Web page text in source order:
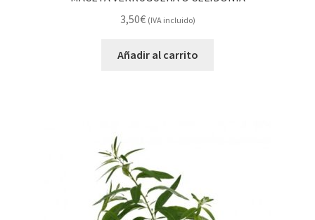
3,50€ (IVA incluido)
Añadir al carrito